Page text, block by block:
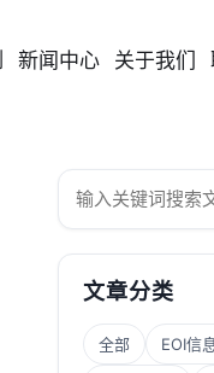
新闻中心 关于我们
搜
文章分类
全部 EOI信